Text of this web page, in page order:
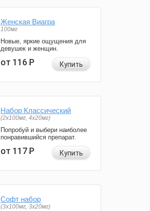
Женская Виагра
100мг
Новые, яркие ощущения для
девушек и женщин.
от 116Р Купить
Набор Классический
(2x100мг, 4x20мг)
Попробуй и выбери наиболее
понравившийся препарат.
от 117Р Купить
Софт набор
(3x100мг, 3x20мг)